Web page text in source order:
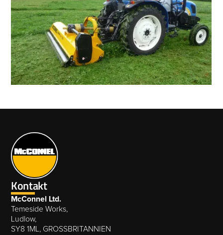
Kontakt
McConnel Ltd.
Temeside Works,
Ludlow,
SY8 1ML, GROSSBRITANNIEN